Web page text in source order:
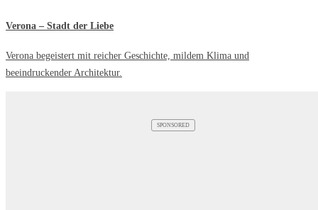
Verona – Stadt der Liebe
Verona begeistert mit reicher Geschichte, mildem Klima und
beeindruckender Architektur.
SPONSORED